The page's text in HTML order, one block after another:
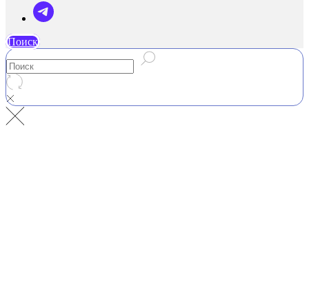
Поиск